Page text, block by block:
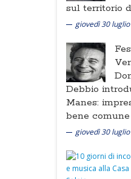
sul territorio
giovedì 30
Debbio
Manes:
bene comune
giovedì 30